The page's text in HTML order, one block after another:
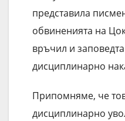
представила
обвиненията на
връчил и
дисциплинарно
Припомняме, че
дисциплинарно